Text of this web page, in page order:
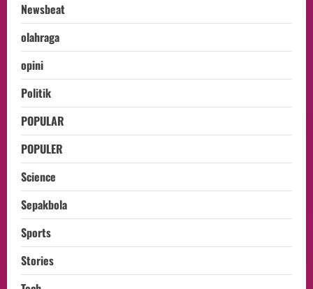
Newsbeat
olahraga
opini
Politik
POPULAR
POPULER
Science
Sepakbola
Sports
Stories